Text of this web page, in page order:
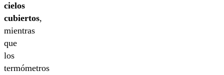
cielos
cubiertos,
mientras
que
los
termómetros